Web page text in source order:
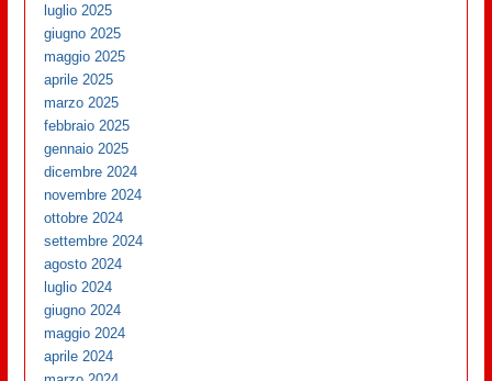
luglio 2025
giugno 2025
maggio 2025
aprile 2025
marzo 2025
febbraio 2025
gennaio 2025
dicembre 2024
novembre 2024
ottobre 2024
settembre 2024
agosto 2024
luglio 2024
giugno 2024
maggio 2024
aprile 2024